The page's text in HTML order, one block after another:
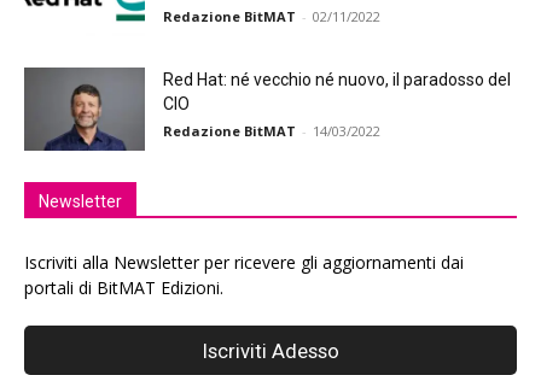
Redazione BitMAT - 02/11/2022
Red Hat: né vecchio né nuovo, il paradosso del
CIO
Redazione BitMAT - 14/03/2022
Newsletter
Iscriviti alla Newsletter per ricevere gli aggiornamenti dai
portali di BitMAT Edizioni.